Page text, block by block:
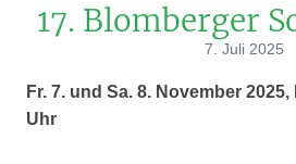
17. Blomberger
7. Juli 2025
Fr. 7. und Sa. 8. November
Uhr